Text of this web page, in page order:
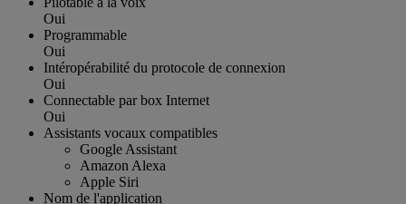
Oui
Programmable
Oui
Intéropérabilité du protocole de connexion
Oui
Connectable par box Internet
Oui
Assistants vocaux compatibles
Google Assistant
Amazon Alexa
Apple Siri
Nom de l'application